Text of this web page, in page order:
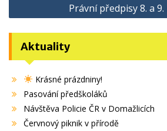
Právní předpisy 8. a
Aktuality
Krásné prázdniny!
Pasování předškoláků
Návštěva Policie ČR v Domažlicích
Červnový piknik v přírodě